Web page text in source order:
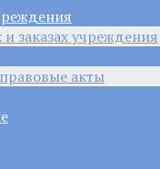
заказах учреждения
акты